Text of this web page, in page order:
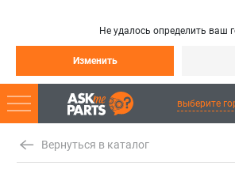
Не удалось определить ваш
Изменить
выберите
Вернуться в каталог